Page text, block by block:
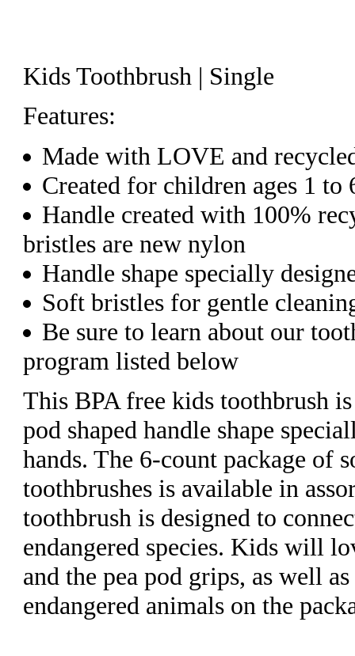
Kids Toothbrush | Single
Features:
Made with LOVE and
Created for children ages 1 to
Handle created with 100%
bristles are new nylon
Handle shape specially
Soft bristles for gentle
Be sure to learn about our
program listed below
This BPA free kids toothbrush
pod shaped handle shape
hands. The 6-count package of
toothbrushes is available in
toothbrush is designed to
endangered species. Kids will
and the pea pod grips, as well
endangered animals on the